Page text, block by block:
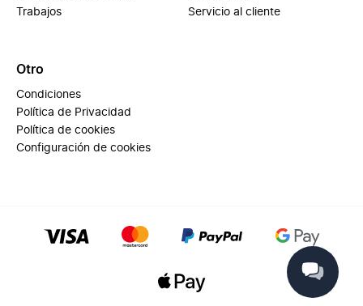
Trabajos
Servicio al cliente
Otro
Condiciones
Política de Privacidad
Política de cookies
Configuración de cookies